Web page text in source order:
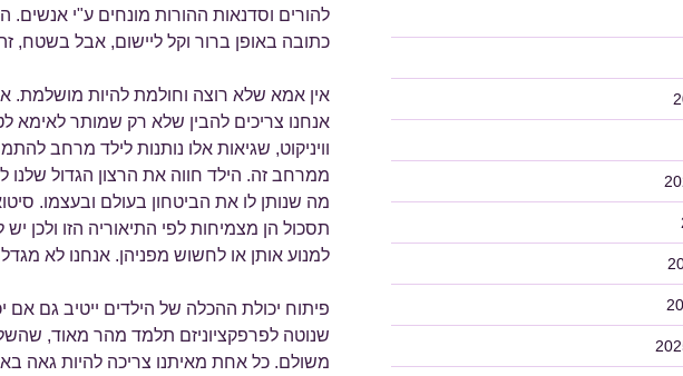
להורים וסדנאות ההורות מונחים ע"י אנשים.
כתובה באופן ברור וקל ליישום, אבל בשטח,
אין אמא שלא רוצה וחולמת להיות מושלמת.
אנחנו צריכים להבין שלא רק שמותר לאימא
וויניקוט, שגיאות אלו נותנות לילד מרחב
ממרחב זה. הילד חווה את הרצון הגדול שלנו
מה שנותן לו את הביטחון בעולם ובעצמו.
תסכול הן מצמיחות לפי התיאוריה הזו ולכן
למנוע אותן או לחשוש מפניהן. אנחנו לא
פיתוח יכולת ההכלה של הילדים ייטיב גם אם
שנוטה לפרפקציוניזם תלמד מהר מאוד,
משולם. כל אחת מאיתנו צריכה להיות גאה